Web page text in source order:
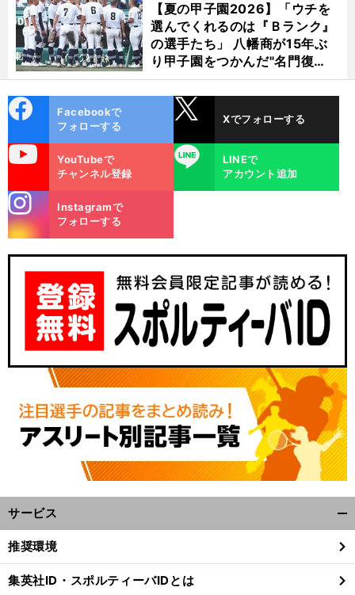
【夏の甲子園2026】「ウチを
選んでくれるのは『Ｂランク』
の選手たち」 八幡商が15年ぶ
り甲子園をつかんだ"名門復
活"の舞台裏
ok
Facebookで
フォローする
Xでフォローする
YouTubeで
チャンネル登録
LINE
LINEで
アカウント追加
m
Instagramで
フォローする
サービス
閉
る
推奨環境
集英社ID・スポルティーバIDとは